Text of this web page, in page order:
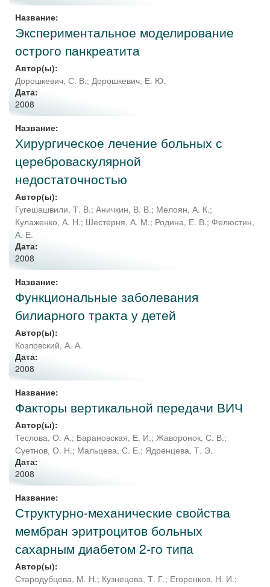
Название:
Экспериментальное моделирование
острого панкреатита
Автор(ы):
Дорошкевич, С. В.; Дорошкевич, Е. Ю.
Дата:
2008
Название:
Хирургическое лечение больных с
цереброваскулярной
недостаточностью
Автор(ы):
Гугешашвили, Т. В.; Аничкин, В. В.; Мелоян, А. К.;
Кулаженко, А. Н.; Шестерня, А. М.; Родина, Е. В.; Фелюстин,
А. Е.
Дата:
2008
Название:
Функциональные заболевания
билиарного тракта у детей
Автор(ы):
Козловский, А. А.
Дата:
2008
Название:
Факторы вертикальной передачи ВИЧ
Автор(ы):
Теслова, О. А.; Барановская, Е. И.; Жаворонок, С. В.;
Суетнов, О. Н.; Мальцева, С. Е.; Ядренцева, Т. Э.
Дата:
2008
Название:
Структурно-механические свойства
мембран эритроцитов больных
сахарным диабетом 2-го типа
Автор(ы):
Стародубцева, М. Н.; Кузнецова, Т. Г.; Егоренков, Н. И.;